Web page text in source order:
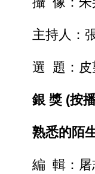
主持人：
選 題：皮
銀 獎 (按
熟悉的陌
編 輯：屠